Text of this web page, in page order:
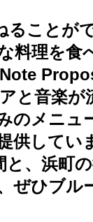
ることが
料理を食
と音楽が
のメニュ
供してい
、浜町の
ぜひブル